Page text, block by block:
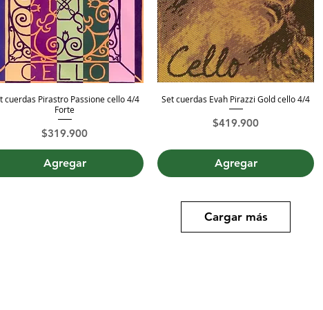
Vista rápida
cuerdas Pirastro Passione cello 4/4
Forte
Precio
$319.900
Agregar
Vista rápida
Set cuerdas Evah Pirazzi Gold cello 4/4
Precio
$419.900
Agregar
Cargar más